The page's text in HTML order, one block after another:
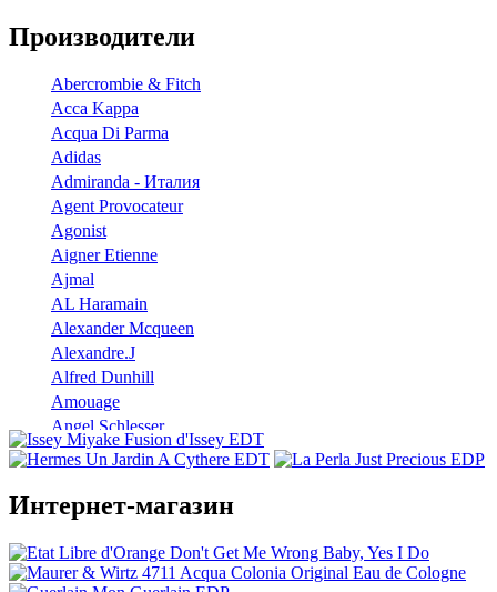
Производители
Abercrombie & Fitch
Acca Kappa
Acqua Di Parma
Adidas
Admiranda - Италия
Agent Provocateur
Agonist
Aigner Etienne
Ajmal
AL Haramain
Alexander Mcqueen
Alexandre.J
Alfred Dunhill
Amouage
Angel Schlesser
Anna Sui
Annick Goutal
Antonio Banderas
Aramis
Armaf
Интернет-магазин